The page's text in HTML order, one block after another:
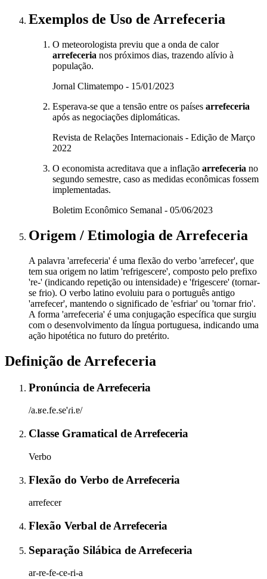
Exemplos de Uso de Arrefeceria
O meteorologista previu que a onda de calor
arrefeceria nos próximos dias, trazendo alívio à
população.
Jornal Climatempo - 15/01/2023
Esperava-se que a tensão entre os países arrefeceria
após as negociações diplomáticas.
Revista de Relações Internacionais - Edição de Março
2022
O economista acreditava que a inflação arrefeceria no
segundo semestre, caso as medidas econômicas fossem
implementadas.
Boletim Econômico Semanal - 05/06/2023
Origem / Etimologia de Arrefeceria
A palavra 'arrefeceria' é uma flexão do verbo 'arrefecer', que
tem sua origem no latim 'refrigescere', composto pelo prefixo
're-' (indicando repetição ou intensidade) e 'frigescere' (tornar-
se frio). O verbo latino evoluiu para o português antigo
'arrefecer', mantendo o significado de 'esfriar' ou 'tornar frio'.
A forma 'arrefeceria' é uma conjugação específica que surgiu
com o desenvolvimento da língua portuguesa, indicando uma
ação hipotética no futuro do pretérito.
Definição de Arrefeceria
Pronúncia de Arrefeceria
/a.ʁe.fe.se'ɾi.ɐ/
Classe Gramatical de Arrefeceria
Verbo
Flexão do Verbo de Arrefeceria
arrefecer
Flexão Verbal de Arrefeceria
Separação Silábica de Arrefeceria
ar-re-fe-ce-ri-a